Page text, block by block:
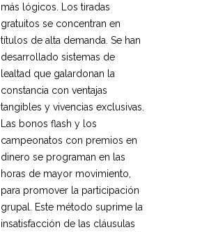
más lógicos. Los tiradas
gratuitos se concentran en
títulos de alta demanda. Se han
desarrollado sistemas de
lealtad que galardonan la
constancia con ventajas
tangibles y vivencias exclusivas.
Las bonos flash y los
campeonatos con premios en
dinero se programan en las
horas de mayor movimiento,
para promover la participación
grupal. Este método suprime la
insatisfacción de las cláusulas